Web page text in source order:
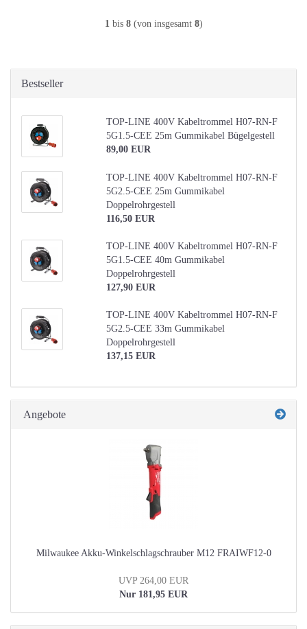
1bis 8(von insgesamt 8)
Bestseller
TOP-LINE 400V Kabeltrommel H07-RN-F
5G1.5-CEE 25m Gummikabel Bügelgestell
89,00 EUR
TOP-LINE 400V Kabeltrommel H07-RN-F
5G2.5-CEE 25m Gummikabel
Doppelrohrgestell
116,50 EUR
TOP-LINE 400V Kabeltrommel H07-RN-F
5G1.5-CEE 40m Gummikabel
Doppelrohrgestell
127,90 EUR
TOP-LINE 400V Kabeltrommel H07-RN-F
5G2.5-CEE 33m Gummikabel
Doppelrohrgestell
137,15 EUR
Angebote
Milwaukee Akku-Winkelschlagschrauber M12 FRAIWF12-0
UVP 264,00 EUR
Nur 181,95 EUR